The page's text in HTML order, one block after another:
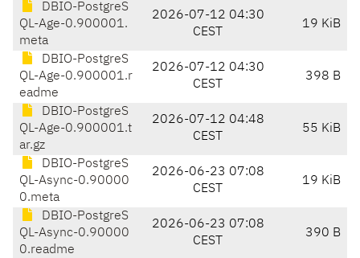
DBIO-PostgreS
QL-Age-0.900001.
meta
2026-07-12 04:30
CEST
19 KiB
DBIO-PostgreS
QL-Age-0.900001.r
eadme
2026-07-12 04:30
CEST
398 B
DBIO-PostgreS
QL-Age-0.900001.t
ar.gz
2026-07-12 04:48
CEST
55 KiB
DBIO-PostgreS
QL-Async-0.90000
0.meta
2026-06-23 07:08
CEST
19 KiB
DBIO-PostgreS
QL-Async-0.90000
0.readme
2026-06-23 07:08
CEST
390 B